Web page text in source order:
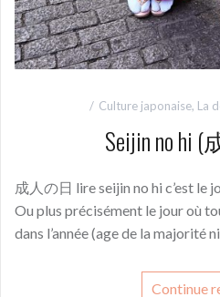
Culture japonaise, La
Seijin no hi
成人の日 lire seijin no hi c’est le
Ou plus précisément le jour où
dans l’année (age de la majorité
Continue